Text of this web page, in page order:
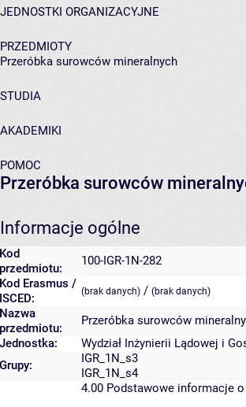
JEDNOSTKI ORGANIZACYJNE
PRZEDMIOTY
Przeróbka surowców mineralnych
STUDIA
AKADEMIKI
POMOC
Przeróbka surowców
Informacje ogólne
Kod
przedmiotu:
100-IGR-1N-282
Kod Erasmus /
ISCED:
(brak danych) / (brak danych)
Nazwa
przedmiotu:
Przeróbka surowców
Jednostka:
Wydział Inżynierii Lądowej i
Grupy:
IGR_1N_s3
IGR_1N_s4
4.00 Podstawowe informacje